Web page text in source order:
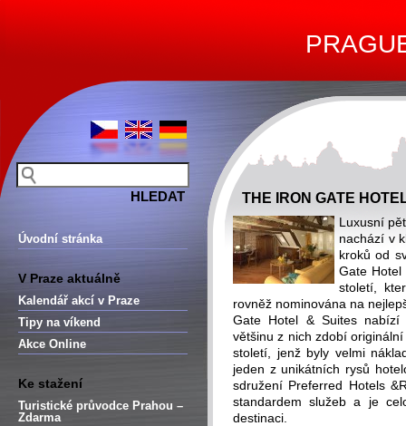
Úvodní stránka
V Praze aktuálně
Kalendář akcí v Praze
Tipy na víkend
Akce Online
Ke stažení
Turistické průvodce Prahou –
Zdarma
THE IRON GATE
Luxusní
nachází v
kroků od
Gate Hotel
století,
rovněž nominována na
Gate Hotel & Suites nabízí
většinu z nich zdobí
století, jenž byly velmi
jeden z unikátních rysů
sdružení Preferred Hotels
standardem služeb a je
destinaci.